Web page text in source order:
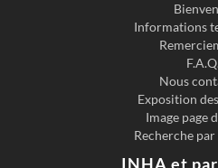
Informations
F.A.Q.
Nous
Exposition
Image page
Recherche
INHA et